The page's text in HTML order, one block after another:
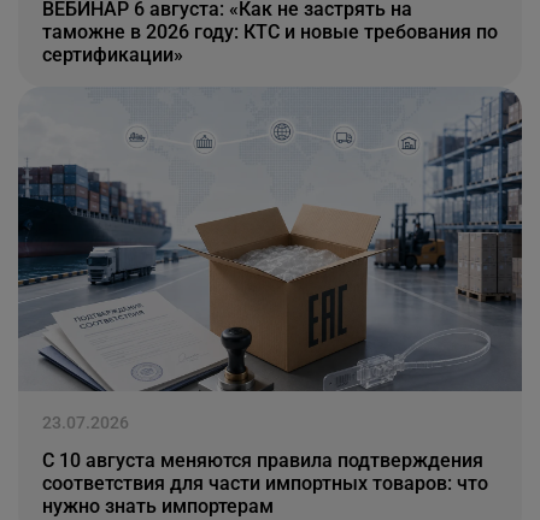
ВЕБИНАР 6 августа: «Как не застрять на
таможне в 2026 году: КТС и новые требования по
сертификации»
23.07.2026
С 10 августа меняются правила подтверждения
соответствия для части импортных товаров: что
нужно знать импортерам